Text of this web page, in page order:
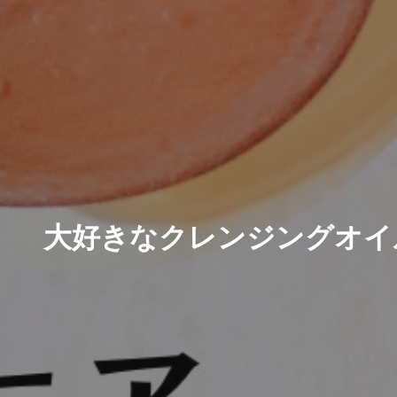
大好きなクレンジングオ